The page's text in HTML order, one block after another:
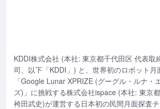
KDDI株式会社 (本社: 東京都千代田区 代表取
司、以下「KDDI」) と、世界初のロボット月
「Google Lunar XPRIZE (グーグル・ルナ・
ズ)」に挑戦する株式会社ispace (本社: 東京
袴田武史)が運営する日本初の民間月面探査